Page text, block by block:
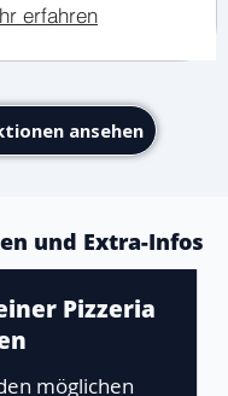
erfahren
ansehen
und Extra-Infos
Pizzeria
möglichen